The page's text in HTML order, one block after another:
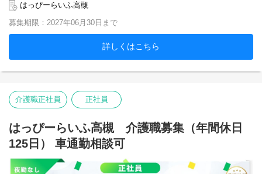
はっぴーらいふ高槻
募集期限：2027年06月30日まで
詳しくはこちら
介護職正社員 正社員
はっぴーらいふ高槻 介護職募集（年間休日
125日） 車通勤相談可